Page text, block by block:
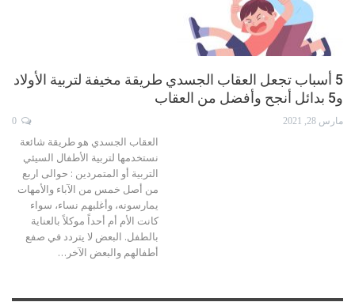
5 أسباب تجعل العقاب الجسدي طريقة مخيفة لتربية الأولاد
و5 بدائل أنجح وأفضل من العقاب
مارس 28, 2021
العقاب الجسدي هو طريقة شائعة
نستخدمها لتربية الأطفال السيئي
التربية أو المتمردين : حوالى اربع
من أصل خمس من الآباء والأمهات
يمارسونه، وأغلبهم نساء، سواء
كانت الأم أم أحداً موكلاً بالعناية
بالطفل. البعض لا يتردد في صفع
أطفالهم والبعض الآخر …